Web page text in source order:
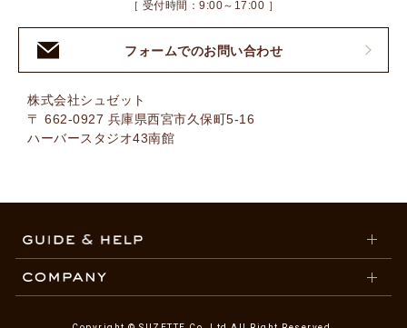
［ 受付時間：9:00～17:00 ］
フォームでのお問い合わせ
株式会社シュゼット
〒 662-0927 兵庫県西宮市久保町5-16
ハーバースタジオ43南館